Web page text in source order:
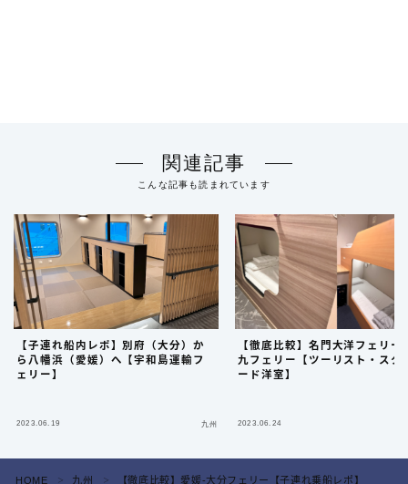
関連記事
こんな記事も読まれています
【子連れ船内レポ】別府（大分）か
ら八幡浜（愛媛）へ【宇和島運輸フ
ェリー】
2023.06.19 九州
【徹底比較】名門大洋フェリー
九フェリー【ツーリスト・スタ
ード洋室】
2023.06.24
HOME ＞ 九州 ＞ 【徹底比較】愛媛-大分フェリー【子連れ乗船レポ】